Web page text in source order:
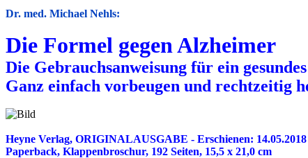
Dr. med. Michael Nehls:
Die Formel gegen Alzheimer
Die Gebrauchsanweisung für ein
Ganz einfach vorbeugen und rechtzeitig
Heyne Verlag, ORIGINALAUSGABE - Erschienen: 14.05.2018
Paperback, Klappenbroschur, 192 Seiten, 15,5 x 21,0 cm